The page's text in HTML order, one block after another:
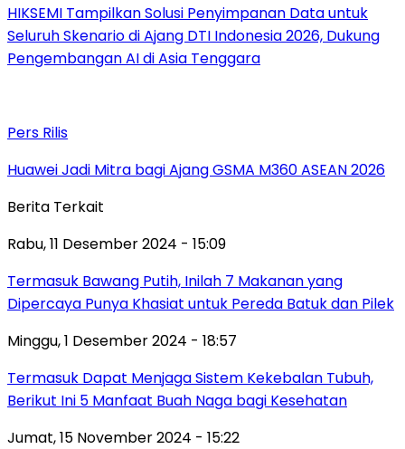
HIKSEMI Tampilkan Solusi Penyimpanan Data untuk
Seluruh Skenario di Ajang DTI Indonesia 2026, Dukung
Pengembangan AI di Asia Tenggara
Pers Rilis
Huawei Jadi Mitra bagi Ajang GSMA M360 ASEAN 2026
Berita Terkait
Rabu, 11 Desember 2024 - 15:09
Termasuk Bawang Putih, Inilah 7 Makanan yang
Dipercaya Punya Khasiat untuk Pereda Batuk dan Pilek
Minggu, 1 Desember 2024 - 18:57
Termasuk Dapat Menjaga Sistem Kekebalan Tubuh,
Berikut Ini 5 Manfaat Buah Naga bagi Kesehatan
Jumat, 15 November 2024 - 15:22